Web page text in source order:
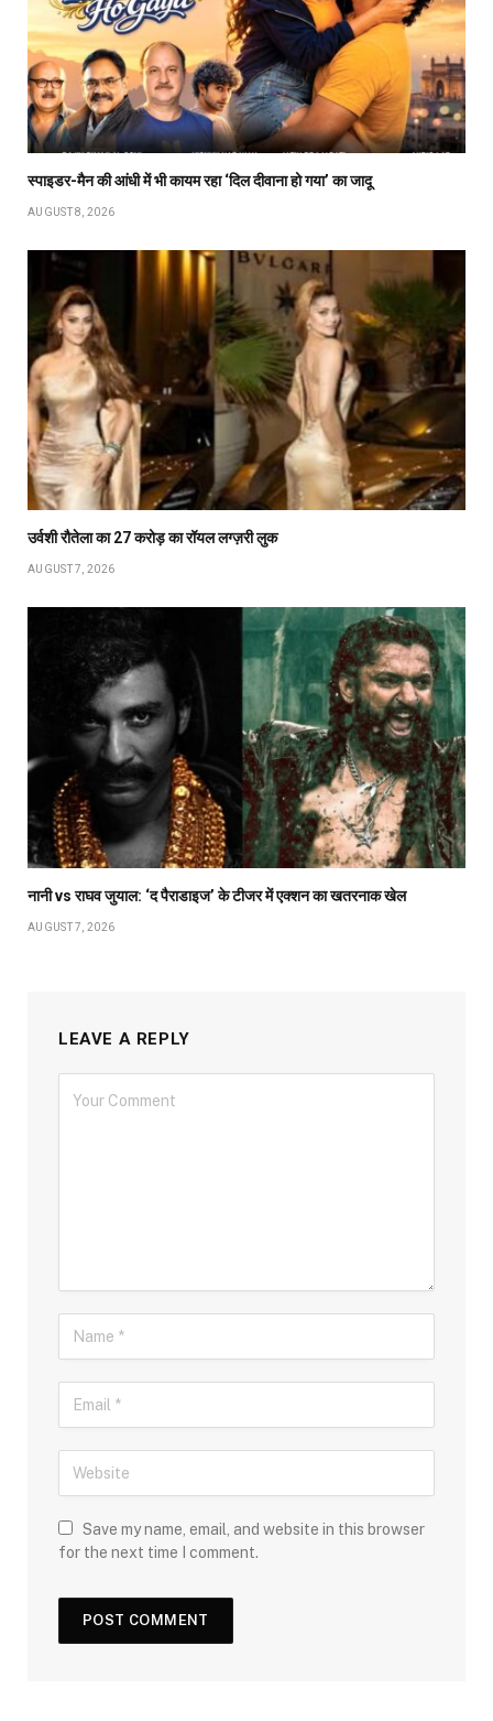
स्पाइडर-मैन की आंधी में भी कायम रहा ‘दिल दीवाना हो गया’ का जादू
AUGUST 8, 2026
उर्वशी रौतेला का ₹27 करोड़ का रॉयल लग्ज़री लुक
AUGUST 7, 2026
नानी vs राघव जुयाल: ‘द पैराडाइज’ के टीजर में एक्शन का खतरनाक खेल
AUGUST 7, 2026
LEAVE A REPLY
Save my name, email, and website in this browser
for the next time I comment.